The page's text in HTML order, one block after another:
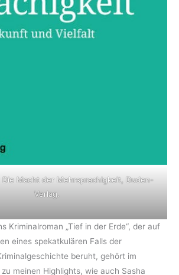
Die Macht der Mehrsprachigkeit, Duden-
Verlag.
Kriminalroman „Tief in der Erde“, der auf
eines spekatkulären Falls der
beruht, gehört im
meinen Highlights, wie auch Sasha